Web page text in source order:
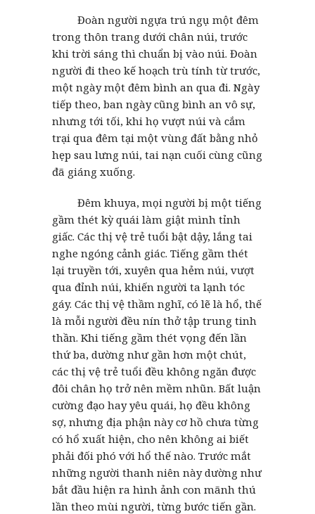
Đoàn người ngựa trú ngụ một đêm
trong thôn trang dưới chân núi, trước
khi trời sáng thì chuẩn bị vào núi. Đoàn
người đi theo kế hoạch trù tính từ trước,
một ngày một đêm bình an qua đi. Ngày
tiếp theo, ban ngày cũng bình an vô sự,
nhưng tới tối, khi họ vượt núi và cắm
trại qua đêm tại một vùng đất bằng nhỏ
hẹp sau lưng núi, tai nạn cuối cùng cũng
đã giáng xuống.
Đêm khuya, mọi người bị một tiếng
gầm thét kỳ quái làm giật mình tỉnh
giấc. Các thị vệ trẻ tuổi bật dậy, lắng tai
nghe ngóng cảnh giác. Tiếng gầm thét
lại truyền tới, xuyên qua hẻm núi, vượt
qua đỉnh núi, khiến người ta lạnh tóc
gáy. Các thị vệ thầm nghĩ, có lẽ là hổ, thế
là mỗi người đều nín thở tập trung tinh
thần. Khi tiếng gầm thét vọng đến lần
thứ ba, dường như gần hơn một chút,
các thị vệ trẻ tuổi đều không ngăn được
đôi chân họ trở nên mềm nhũn. Bất luận
cường đạo hay yêu quái, họ đều không
sợ, nhưng địa phận này cơ hồ chưa từng
có hổ xuất hiện, cho nên không ai biết
phải đối phó với hổ thế nào. Trước mắt
những người thanh niên này dường như
bắt đầu hiện ra hình ảnh con mãnh thú
lần theo mùi người, từng bước tiến gần.